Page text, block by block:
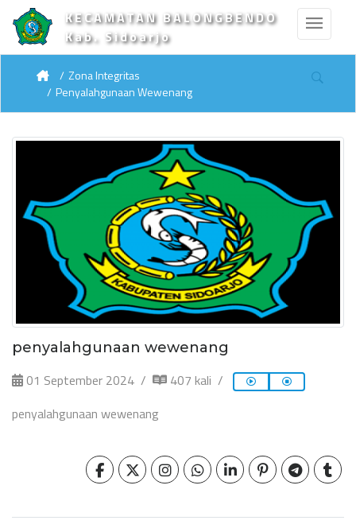
KECAMATAN BALONGBENDO
Kab. Sidoarjo
Zona Integritas
Penyalahgunaan Wewenang
penyalahgunaan wewenang
01 September 2024
407 kali
penyalahgunaan wewenang